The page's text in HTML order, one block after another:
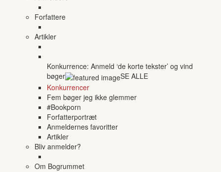
Forfattere
Artikler
Konkurrence: Anmeld ‘de korte tekster’ og vind
bøger
SE ALLE
Konkurrencer
Fem bøger jeg ikke glemmer
#Bookporn
Forfatterportræt
Anmeldernes favoritter
Artikler
Bliv anmelder?
Om Bogrummet